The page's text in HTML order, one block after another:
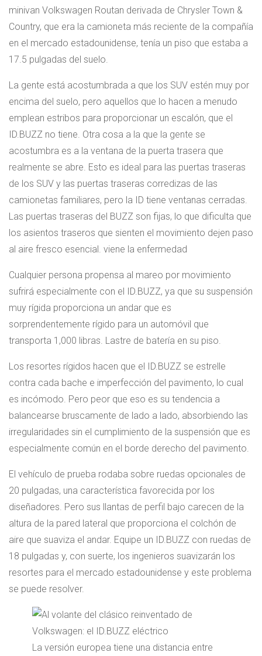
minivan Volkswagen Routan derivada de Chrysler Town &
Country, que era la camioneta más reciente de la compañía
en el mercado estadounidense, tenía un piso que estaba a
17.5 pulgadas del suelo.
La gente está acostumbrada a que los SUV estén muy por
encima del suelo, pero aquellos que lo hacen a menudo
emplean estribos para proporcionar un escalón, que el
ID.BUZZ no tiene. Otra cosa a la que la gente se
acostumbra es a la ventana de la puerta trasera que
realmente se abre. Esto es ideal para las puertas traseras
de los SUV y las puertas traseras corredizas de las
camionetas familiares, pero la ID tiene ventanas cerradas.
Las puertas traseras del BUZZ son fijas, lo que dificulta que
los asientos traseros que sienten el movimiento dejen paso
al aire fresco esencial. viene la enfermedad
Cualquier persona propensa al mareo por movimiento
sufrirá especialmente con el ID.BUZZ, ya que su suspensión
muy rígida proporciona un andar que es
sorprendentemente rígido para un automóvil que
transporta 1,000 libras. Lastre de batería en su piso.
Los resortes rígidos hacen que el ID.BUZZ se estrelle
contra cada bache e imperfección del pavimento, lo cual
es incómodo. Pero peor que eso es su tendencia a
balancearse bruscamente de lado a lado, absorbiendo las
irregularidades sin el cumplimiento de la suspensión que es
especialmente común en el borde derecho del pavimento.
El vehículo de prueba rodaba sobre ruedas opcionales de
20 pulgadas, una característica favorecida por los
diseñadores. Pero sus llantas de perfil bajo carecen de la
altura de la pared lateral que proporciona el colchón de
aire que suaviza el andar. Equipe un ID.BUZZ con ruedas de
18 pulgadas y, con suerte, los ingenieros suavizarán los
resortes para el mercado estadounidense y este problema
se puede resolver.
La versión europea tiene una distancia entre